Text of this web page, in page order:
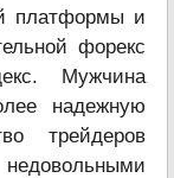
платформы и
форекс
Мужчина
надежную
трейдеров